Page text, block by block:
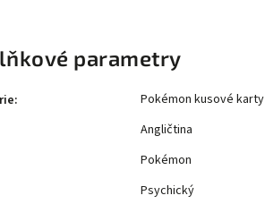
parametry
:
Pokémon kusové karty
Angličtina
Pokémon
Psychický